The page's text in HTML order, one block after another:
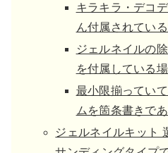
キラキラ・デコ
ん付属されてい
ジェルネイルの
を付属している
最小限揃ってい
ムを箇条書きで
ジェルネイルキット